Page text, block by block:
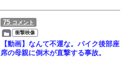
75 コメント
衝撃映像
【動画】なんて不運な。バイク後部座
席の母親に倒木が直撃する事故。